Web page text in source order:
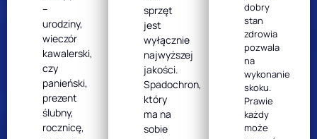
–
urodziny,
wieczór
kawalerski,
czy
panieński,
prezent
ślubny,
rocznicę,
sprzęt
jest
wyłącznie
najwyższej
jakości.
Spadochron,
który
ma na
sobie
dobry
stan
zdrowia
pozwala
na
wykonanie
skoku.
Prawie
każdy
może